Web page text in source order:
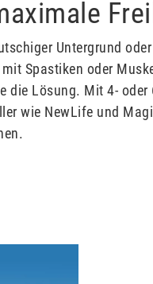
Untergrund
Spastiken oder
Lösung. Mit 4- oder
wie NewLife und